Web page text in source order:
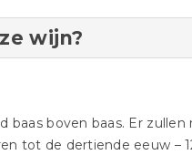
wijn?
boven baas. Er zullen
tot de dertiende eeuw –